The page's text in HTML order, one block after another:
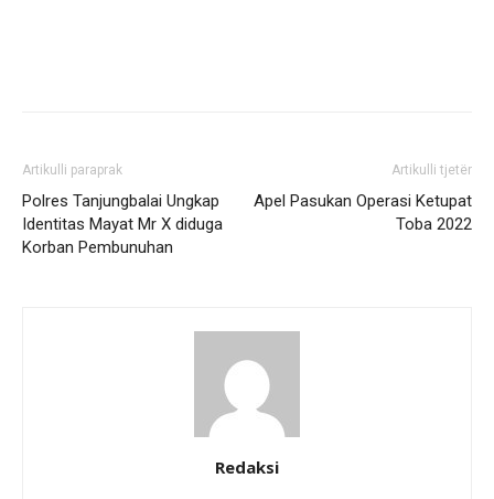
Artikulli paraprak
Polres Tanjungbalai Ungkap
Identitas Mayat Mr X diduga
Korban Pembunuhan
Artikulli tjetër
Apel Pasukan Operasi Ketupat
Toba 2022
Redaksi